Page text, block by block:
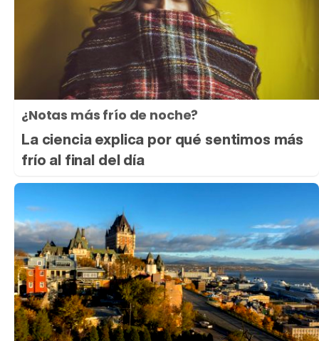
¿Notas más frío de noche?
La ciencia explica por qué sentimos más
frío al final del día